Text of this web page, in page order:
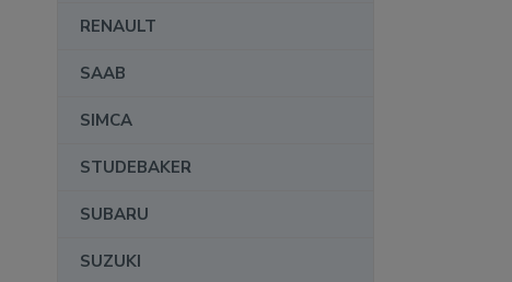
RENAULT
SAAB
SIMCA
STUDEBAKER
SUBARU
SUZUKI